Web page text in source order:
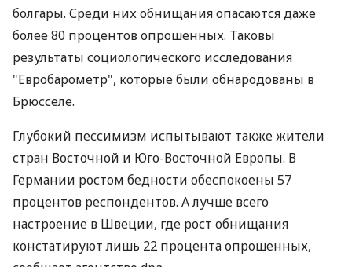
болгары. Среди них обнищания опасаются даже
более 80 процентов опрошенных. Таковы
результаты социологического исследования
"Евробарометр", которые были обнародованы в
Брюсселе.
Глубокий пессимизм испытывают также жители
стран Восточной и Юго-Восточной Европы. В
Германии ростом бедности обеспокоены 57
процентов респондентов. А лучше всего
настроение в Швеции, где рост обнищания
констатируют лишь 22 процента опрошенных,